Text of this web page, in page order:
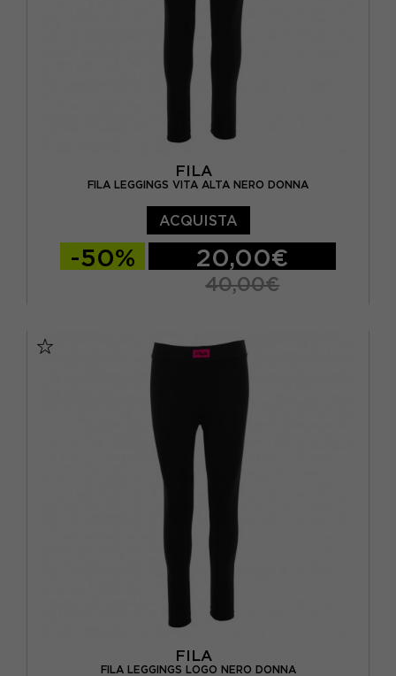
FILA
FILA LEGGINGS VITA ALTA NERO DONNA
ACQUISTA
-50% 20,00€
40,00€
FILA
FILA LEGGINGS LOGO NERO DONNA